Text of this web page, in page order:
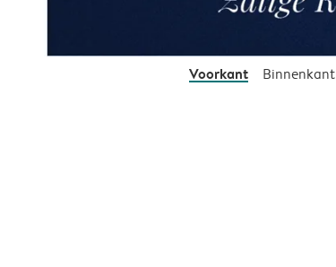
Voorkant Binnenkant